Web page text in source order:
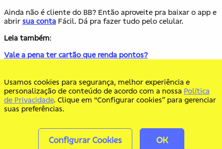
Ainda não é cliente do BB? Então aproveite pra baixar o app e
abrir sua conta Fácil. Dá pra fazer tudo pelo celular.
Leia também:
Vale a pena ter cartão que renda pontos?
Como conseguir empréstimo: 8 dicas para colocar em prática
Usamos cookies para segurança, melhor experiência e
personalização de conteúdo de acordo com a nossa Política
de Privacidade. Clique em "Configurar cookies” para gerenciar
suas preferências.
Configurar Cookies OK